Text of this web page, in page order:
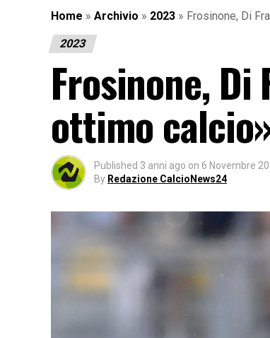
Home » Archivio » 2023 » Frosinone, Di
2023
Frosinone, Di
ottimo
Published 3 anni ago on 6 Novembre
By Redazione CalcioNews24